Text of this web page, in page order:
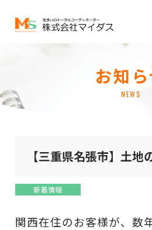
お知
NEWS
【三重県名張市】土地
新着情報
関西在住のお客様が、数